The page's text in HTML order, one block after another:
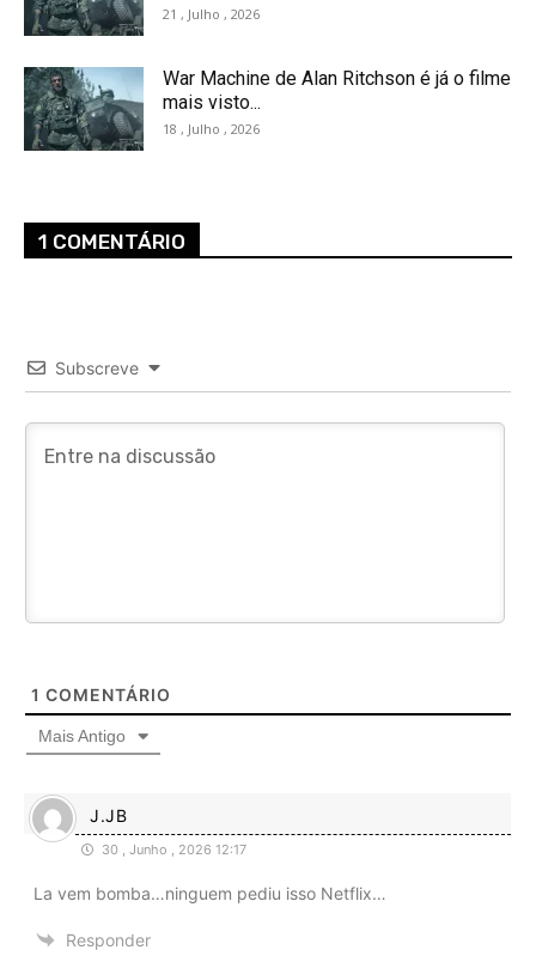
21 , Julho , 2026
War Machine de Alan Ritchson é já o filme
mais visto...
18 , Julho , 2026
1 COMENTÁRIO
Subscreve
1 COMENTÁRIO
Mais Antigo
J.JB
30 , Junho , 2026 12:17
La vem bomba…ninguem pediu isso Netflix…
Responder